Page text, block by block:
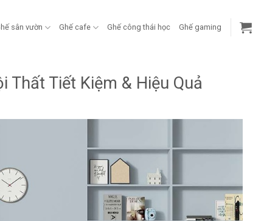
sân vườn Ghế cafe Ghế công thái học Ghế gaming
Thất Tiết Kiệm & Hiệu Quả